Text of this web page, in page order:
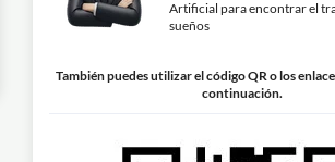
Artificial para encontrar el
sueños
También puedes utilizar el código QR o los
continuación.